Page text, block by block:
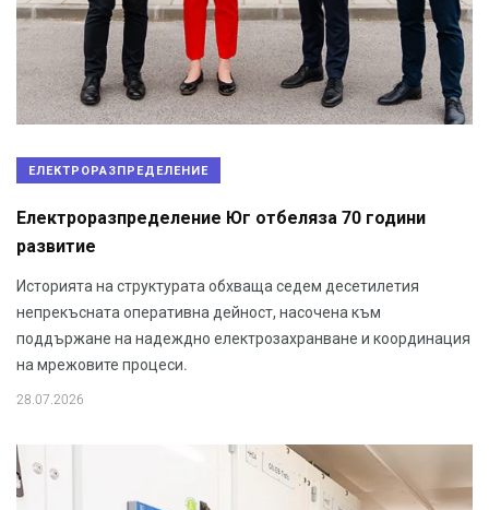
ЕЛЕКТРОРАЗПРЕДЕЛЕНИЕ
Електроразпределение Юг отбеляза 70 години
развитие
Историята на структурата обхваща седем десетилетия
непрекъсната оперативна дейност, насочена към
поддържане на надеждно електрозахранване и координация
на мрежовите процеси.
28.07.2026